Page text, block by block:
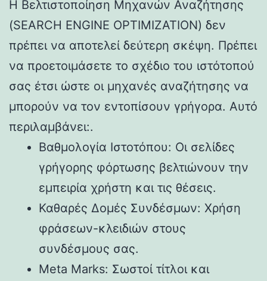
Η Βελτιστοποίηση Μηχανών Αναζήτησης
(SEARCH ENGINE OPTIMIZATION) δεν
πρέπει να αποτελεί δεύτερη σκέψη. Πρέπει
να προετοιμάσετε το σχέδιο του ιστότοπού
σας έτσι ώστε οι μηχανές αναζήτησης να
μπορούν να τον εντοπίσουν γρήγορα. Αυτό
περιλαμβάνει:.
Βαθμολογία Ιστοτόπου: Οι σελίδες
γρήγορης φόρτωσης βελτιώνουν την
εμπειρία χρήστη και τις θέσεις.
Καθαρές Δομές Συνδέσμων: Χρήση
φράσεων-κλειδιών στους
συνδέσμους σας.
Meta Marks: Σωστοί τίτλοι και